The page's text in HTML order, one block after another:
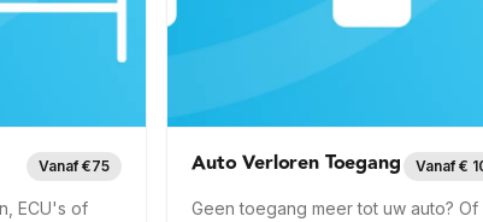
Meer info —
Vanaf €75
ECU's of
Auto Verloren Toegang Vanaf €
Geen toegang meer tot uw auto? Of